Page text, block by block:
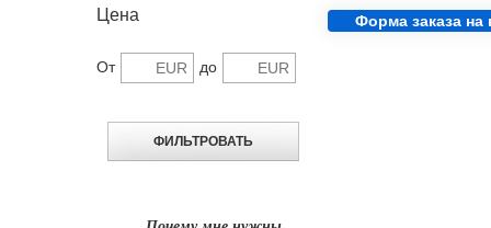
Цена
От до
Форма заказа на